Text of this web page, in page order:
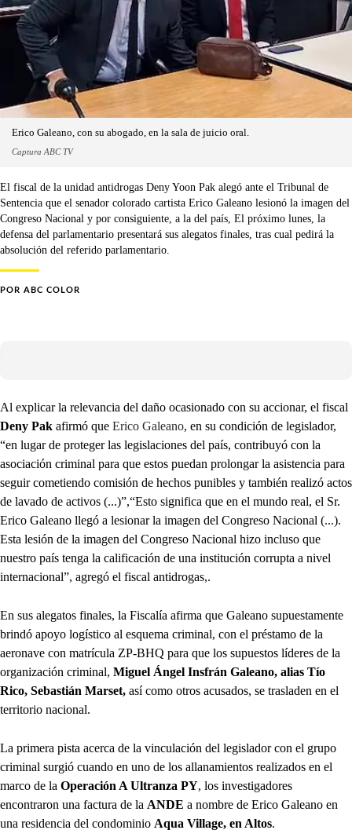
Erico Galeano, con su abogado, en la sala de juicio oral.
Captura ABC TV
El fiscal de la unidad antidrogas Deny Yoon Pak alegó ante el Tribunal de
Sentencia que el senador colorado cartista Erico Galeano lesionó la imagen del
Congreso Nacional y por consiguiente, a la del país, El próximo lunes, la
defensa del parlamentario presentará sus alegatos finales, tras cual pedirá la
absolución del referido parlamentario.
POR ABC COLOR
Al explicar la relevancia del daño ocasionado con su accionar, el fiscal
Deny Pak afirmó que Erico Galeano, en su condición de legislador,
“en lugar de proteger las legislaciones del país, contribuyó con la
asociación criminal para que estos puedan prolongar la asistencia para
seguir cometiendo comisión de hechos punibles y también realizó actos
de lavado de activos (...)”,“Esto significa que en el mundo real, el Sr.
Erico Galeano llegó a lesionar la imagen del Congreso Nacional (...).
Esta lesión de la imagen del Congreso Nacional hizo incluso que
nuestro país tenga la calificación de una institución corrupta a nivel
internacional”, agregó el fiscal antidrogas,.
En sus alegatos finales, la Fiscalía afirma que Galeano supuestamente
brindó apoyo logístico al esquema criminal, con el préstamo de la
aeronave con matrícula ZP-BHQ para que los supuestos líderes de la
organización criminal, Miguel Ángel Insfrán Galeano, alias Tío
Rico, Sebastián Marset, así como otros acusados, se trasladen en el
territorio nacional.
La primera pista acerca de la vinculación del legislador con el grupo
criminal surgió cuando en uno de los allanamientos realizados en el
marco de la Operación A Ultranza PY, los investigadores
encontraron una factura de la ANDE a nombre de Erico Galeano en
una residencia del condominio Aqua Village, en Altos.